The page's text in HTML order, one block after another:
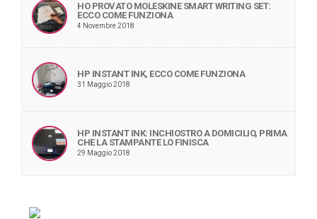
HO PROVATO MOLESKINE SMART WRITING SET:
ECCO COME FUNZIONA
4 Novembre 2018
HP INSTANT INK, ECCO COME FUNZIONA
31 Maggio 2018
HP INSTANT INK: INCHIOSTRO A DOMICILIO, PRIMA
CHE LA STAMPANTE LO FINISCA
29 Maggio 2018